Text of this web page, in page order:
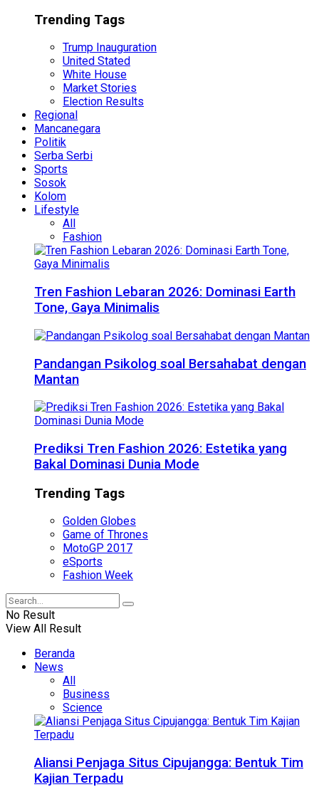
Trending Tags
Trump Inauguration
United Stated
White House
Market Stories
Election Results
Regional
Mancanegara
Politik
Serba Serbi
Sports
Sosok
Kolom
Lifestyle
All
Fashion
Tren Fashion Lebaran 2026: Dominasi Earth
Tone, Gaya Minimalis
Pandangan Psikolog soal Bersahabat dengan
Mantan
Prediksi Tren Fashion 2026: Estetika yang
Bakal Dominasi Dunia Mode
Trending Tags
Golden Globes
Game of Thrones
MotoGP 2017
eSports
Fashion Week
No Result
View All Result
Beranda
News
All
Business
Science
Aliansi Penjaga Situs Cipujangga: Bentuk Tim
Kajian Terpadu